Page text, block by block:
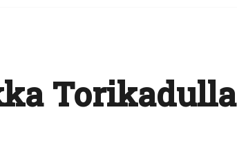
Torikadulla